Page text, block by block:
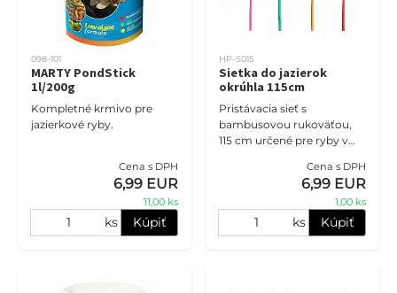
098-101
MARTY PondStick
1l/200g
Kompletné krmivo pre
jazierkové ryby.
Cena s DPH
6,99 EUR
11,00 ks
ks Kúpiť
HP-S015
Sietka do jazierok
okrúhla 115cm
Pristávacia sieť s
bambusovou rukoväťou,
115 cm určené pre ryby v
Pristávacia sieť je
nevyhnutnosťou pre
Cena s DPH
6,99 EUR
1,00 ks
ks Kúpiť